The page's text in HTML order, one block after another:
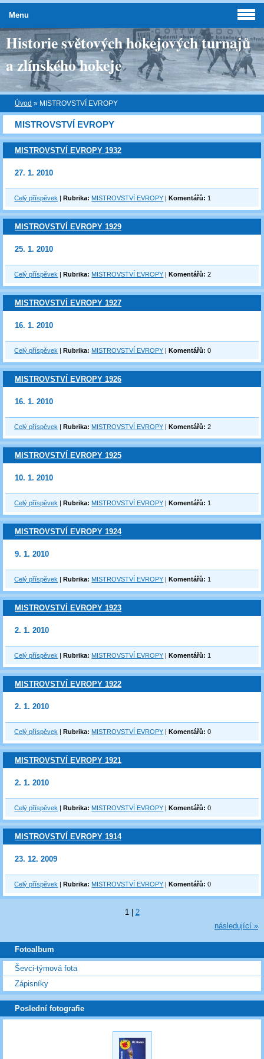
Historie světových hokejových turnajů
a zlínského hokeje
Úvod » MISTROVSTVÍ EVROPY
MISTROVSTVÍ EVROPY
MISTROVSTVÍ EVROPY 1932
27. 1. 2010
Celý příspěvek |Rubrika: MISTROVSTVÍ EVROPY |Komentářů: 1
MISTROVSTVÍ EVROPY 1929
25. 1. 2010
Celý příspěvek |Rubrika: MISTROVSTVÍ EVROPY |Komentářů: 2
MISTROVSTVÍ EVROPY 1927
16. 1. 2010
Celý příspěvek |Rubrika: MISTROVSTVÍ EVROPY |Komentářů: 0
MISTROVSTVÍ EVROPY 1926
16. 1. 2010
Celý příspěvek |Rubrika: MISTROVSTVÍ EVROPY |Komentářů: 2
MISTROVSTVÍ EVROPY 1925
10. 1. 2010
Celý příspěvek |Rubrika: MISTROVSTVÍ EVROPY |Komentářů: 1
MISTROVSTVÍ EVROPY 1924
9. 1. 2010
Celý příspěvek |Rubrika: MISTROVSTVÍ EVROPY |Komentářů: 1
MISTROVSTVÍ EVROPY 1923
2. 1. 2010
Celý příspěvek |Rubrika: MISTROVSTVÍ EVROPY |Komentářů: 1
MISTROVSTVÍ EVROPY 1922
2. 1. 2010
Celý příspěvek |Rubrika: MISTROVSTVÍ EVROPY |Komentářů: 0
MISTROVSTVÍ EVROPY 1921
2. 1. 2010
Celý příspěvek |Rubrika: MISTROVSTVÍ EVROPY |Komentářů: 0
MISTROVSTVÍ EVROPY 1914
23. 12. 2009
Celý příspěvek |Rubrika: MISTROVSTVÍ EVROPY |Komentářů: 0
1
2
následující »
Menu
Fotoalbum
Ševci-týmová fota
Zápisníky
Poslední fotografie